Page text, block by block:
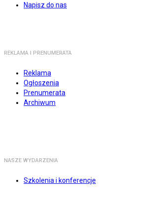
Napisz do nas
REKLAMA I PRENUMERATA
Reklama
Ogłoszenia
Prenumerata
Archiwum
NASZE WYDARZENIA
Szkolenia i konferencje